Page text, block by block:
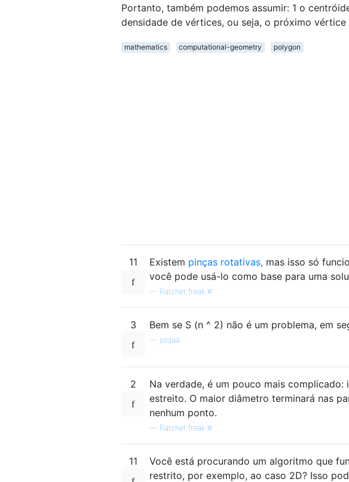
Portanto, também podemos assumir: 1 o
densidade de vértices, ou seja, o próximo
mathematics computational-geometry polygon
11 Existem pinças rotativas, mas isso só
você pode usá-lo como base para uma
— Ratchet freak #
3 Bem se S (n ^ 2) não é um problema, em
joojaa
2
Na verdade, é um pouco mais
estreito. O maior diâmetro terminará nas
nenhum ponto.
— Ratchet freak #
11
Você está procurando um algoritmo que
restrito, por exemplo, ao caso 2D? Isso